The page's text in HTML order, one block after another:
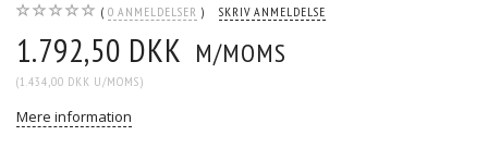
0 ANMELDELSER SKRIV ANMELDELSE
1.792,50 DKK M/MOMS
(1.434,00 DKK U/MOMS)
Mere information